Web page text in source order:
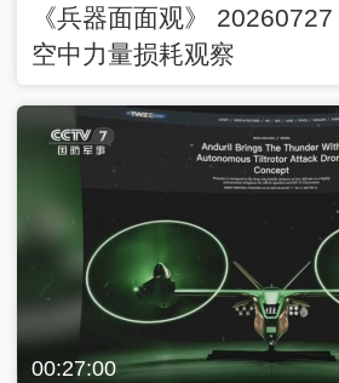
《兵器面面观》
空中力量损耗观察
00:27:00